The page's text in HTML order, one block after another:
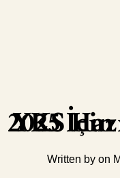
YKS Hazırlık
Written by on